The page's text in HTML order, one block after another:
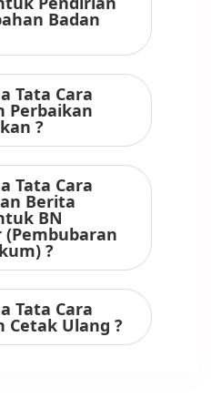
Badan
Tata Cara
Perbaikan
?
Tata Cara
Berita
BN
?
Tata Cara
Cetak Ulang ?